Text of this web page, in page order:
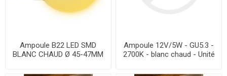
Ampoule B22 LED SMD
BLANC CHAUD Ø 45-47MM
Ampoule 12V/5W - GU5.3 -
2700K - blanc chaud - Unité